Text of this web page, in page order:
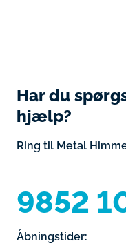
Har du
hjælp?
Ring til Metal
9852
Åbningstider: